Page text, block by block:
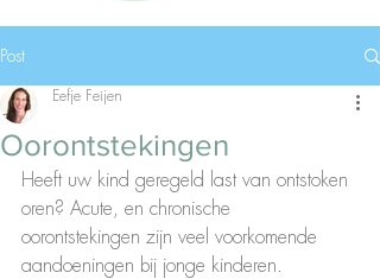
Post
Oorontstekingen
Eefje Feijen
Heeft uw kind geregeld last van ontstoken
oren? Acute, en chronische
oorontstekingen zijn veel voorkomende
aandoeningen bij jonge kinderen.